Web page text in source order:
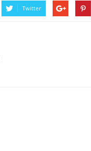
Twitter